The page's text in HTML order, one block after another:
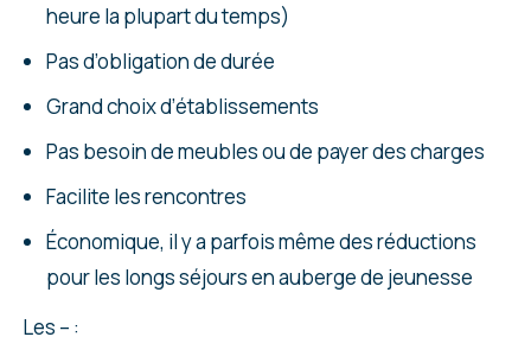
heure la plupart du temps)
Pas d’obligation de durée
Grand choix d’établissements
Pas besoin de meubles ou de payer des charges
Facilite les rencontres
Économique, il y a parfois même des réductions
pour les longs séjours en auberge de jeunesse
Les – :